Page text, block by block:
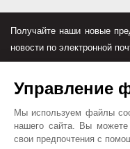
Получайте наши новые
новости по электронной
Управление
Мы используем файлы
нашего сайта. Вы
свои предпочтения с